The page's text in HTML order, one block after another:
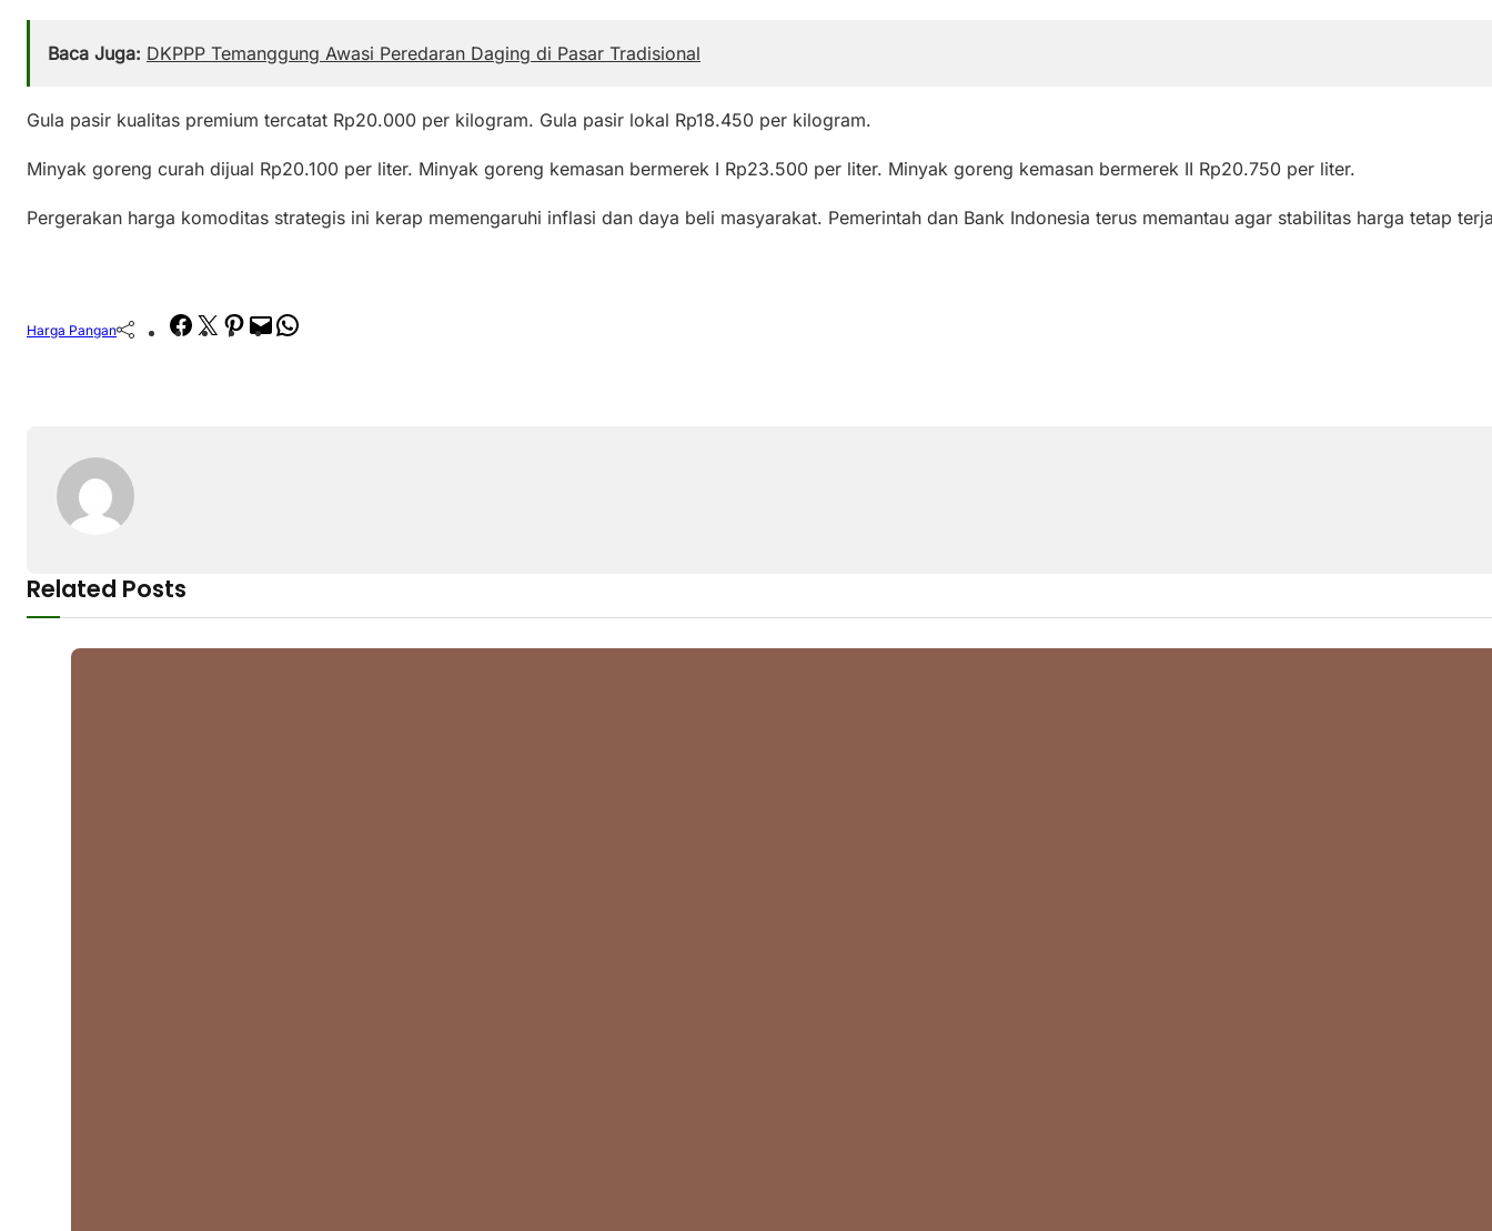
Baca Juga: DKPPP Temanggung Awasi Peredaran Daging di Pasar Tradisional
Gula pasir kualitas premium tercatat Rp20.000 per kilogram. Gula pasir lokal Rp18.450 per kilogram.
Minyak goreng curah dijual Rp20.100 per liter. Minyak goreng kemasan bermerek I Rp23.500 per liter. Minyak goreng kemasan bermerek II Rp20.750 per liter.
Pergerakan harga komoditas strategis ini kerap memengaruhi inflasi dan daya beli masyarakat. Pemerintah dan Bank Indonesia terus memantau agar stabilitas harga tetap
Harga Pangan Facebook
TwitterPinterest
Mail
Related Posts